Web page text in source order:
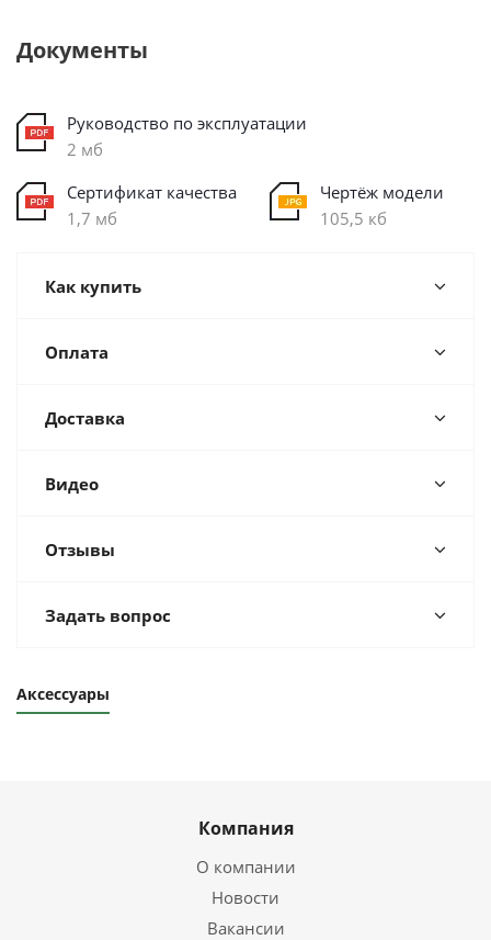
Документы
Руководство по эксплуатации
2 мб
Сертификат качества
1,7 мб
Чертёж модели
105,5 кб
Как купить
Оплата
Доставка
Видео
Отзывы
Задать вопрос
Аксессуары
Компания
О компании
Новости
Вакансии